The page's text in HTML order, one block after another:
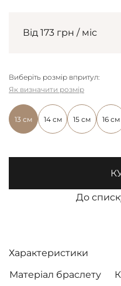
Від 173 грн / міс
Виберіть розмір впритул:
13 см 14 см 15 см 16 см
Як визначити розмір
До
Характеристики
Матеріал браслету